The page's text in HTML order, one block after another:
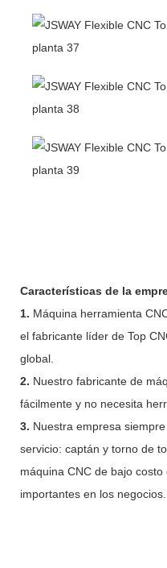
Características de la
1. Máquina herramienta
el fabricante líder de Top
global.
2. Nuestro fabricante de
fácilmente y no necesita
3. Nuestra empresa
servicio: captán y torno de
máquina CNC de bajo
importantes en los